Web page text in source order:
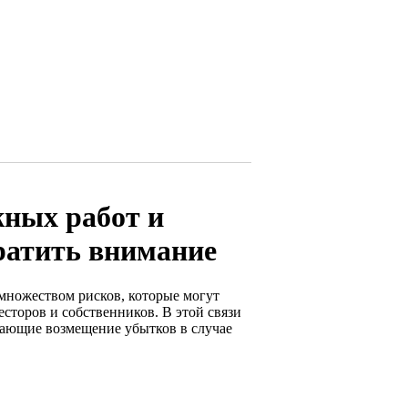
работ и
внимание
рисков, которые могут
и собственников. В этой связи
возмещение убытков в случае